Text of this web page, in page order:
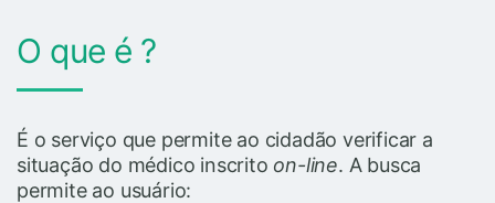
O que é ?
É o serviço que permite ao cidadão verificar a
situação do médico inscrito on-line. A busca
permite ao usuário: